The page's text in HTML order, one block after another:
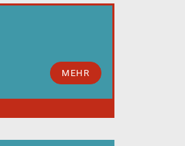
MEHR